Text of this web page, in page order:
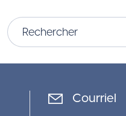
Courriel